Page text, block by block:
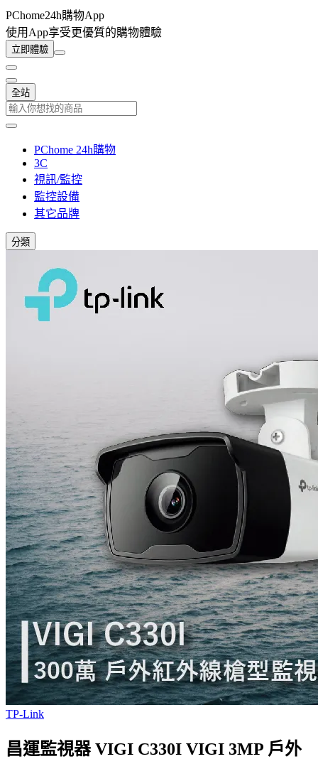
PChome24h購物App
使用App享受更優質的購物體驗
立即體驗
全站
PChome 24h購物
3C
視訊/監控
監控設備
其它品牌
分類
TP-Link
昌運監視器 VIGI C330I VIGI 3MP 戶外